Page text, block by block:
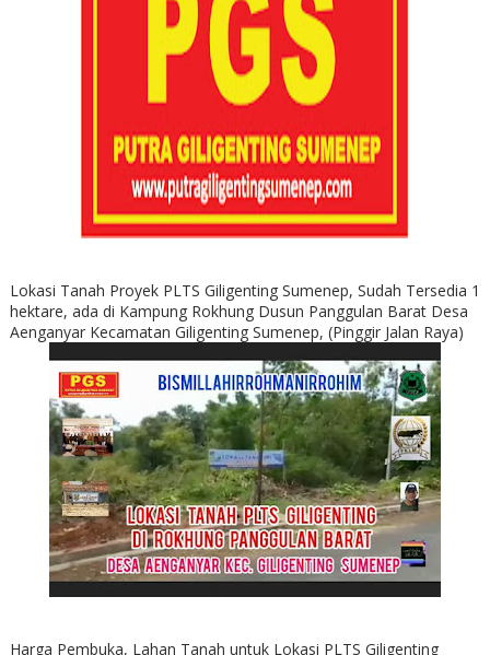
Lokasi Tanah Proyek PLTS Giligenting Sumenep, Sudah Tersedia 1
hektare, ada di Kampung Rokhung Dusun Panggulan Barat Desa
Aenganyar Kecamatan Giligenting Sumenep, (Pinggir Jalan Raya)
Harga Pembuka, Lahan Tanah untuk Lokasi PLTS Giligenting